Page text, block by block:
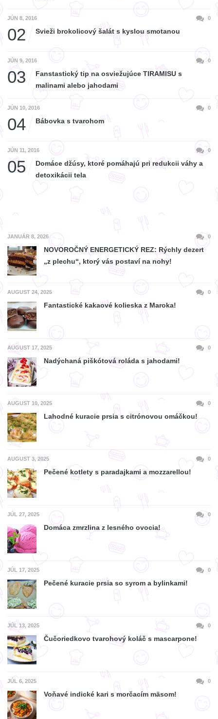
JÚN 8, 2016 0
02 Svieži brokolicový šalát s kyslou smotanou
JÚN 9, 2016 0
03
Fanstastický tip na osviežujúce TIRAMISU s
malinami alebo jahodami
JÚN 10, 2016 0
04 Bábovka s tvarohom
JÚN 11, 2016 0
05
Domáce džúsy, ktoré pomáhajú pri redukcii váhy a
detoxikácii tela
JANUÁR 8, 2026 0
NOVOROČNÝ ENERGETICKÝ REZ: Rýchly dezert
„z plechu“, ktorý vás postaví na nohy!
AUGUST 24, 2025 0
Fantastické kakaové kolieska z Maroka!
AUGUST 17, 2025 0
Nadýchaná piškótová roláda s jahodami!
AUGUST 10, 2025 0
Lahodné kuracie prsia s citrónovou omáčkou!
AUGUST 3, 2025 0
Pečené kotlety s paradajkami a mozzarellou!
JÚL 27, 2025 0
Domáca zmrzlina z lesného ovocia!
JÚL 17, 2025 0
Pečené kuracie prsia so syrom a bylinkami!
JÚL 13, 2025 0
Čučoriedkovo tvarohový koláč s mascarpone!
JÚL 6, 2025 0
Voňavé indické kari s morčacím mäsom!